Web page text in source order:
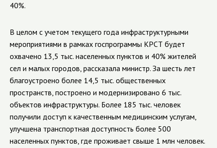
40%.
В целом с учетом текущего года инфраструктурными
мероприятиями в рамках госпрограммы КРСТ будет
охвачено 13,5 тыс. населенных пунктов и 40% жителей
сел и малых городов, рассказала министр. За шесть лет
благоустроено более 14,5 тыс. общественных
пространств, построено и модернизировано 6 тыс.
объектов инфраструктуры. Более 185 тыс. человек
получили доступ к качественным медицинским услугам,
улучшена транспортная доступность более 500
населенных пунктов, где проживает свыше 1 млн человек.